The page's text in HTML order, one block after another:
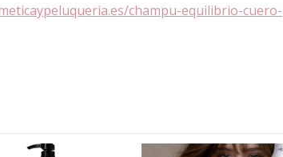
champu-equilibrio-cuero-